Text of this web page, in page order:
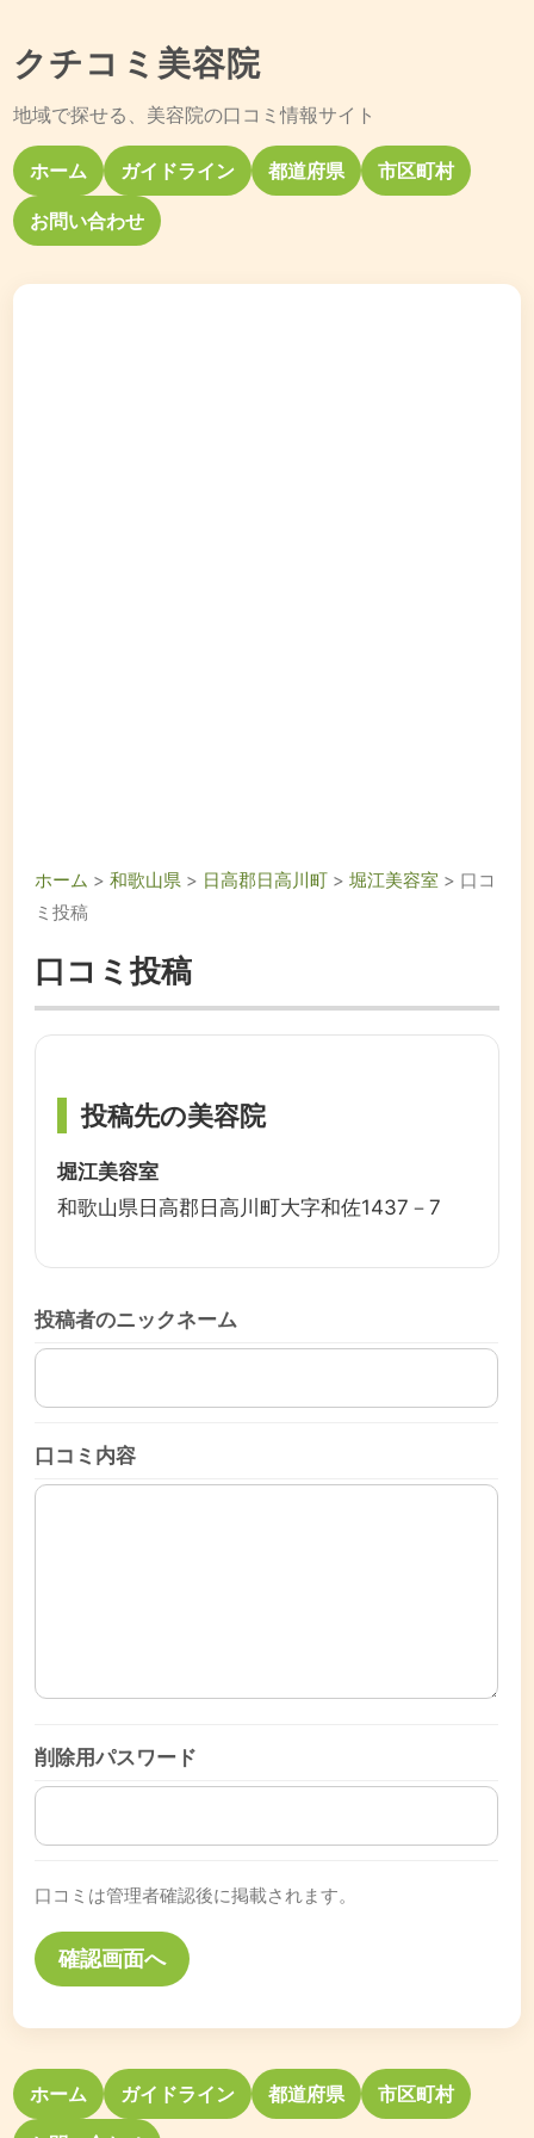
クチコミ美容院
地域で探せる、美容院の口コミ情報サイト
ホーム ガイドライン 都道府県 市区町村
お問い合わせ
ホーム >和歌山県 > 日高郡日高川町 >堀江美容室 > 口コ
ミ投稿
口コミ投稿
投稿先の美容院
堀江美容室
和歌山県日高郡日高川町大字和佐1437－7
投稿者のニックネーム
口コミ内容
削除用パスワード
口コミは管理者確認後に掲載されます。
ホーム ガイドライン 都道府県 市区町村